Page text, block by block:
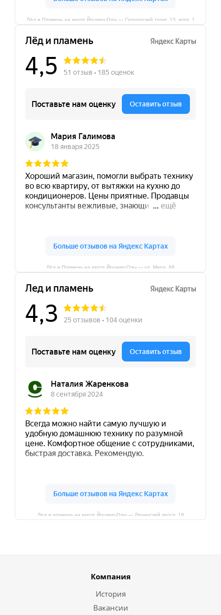
Лёд и Пламень на карте Йошкар‑Олы — Сернурский тракт, 13, корп. 1
Лёд и Пламень на карте Йошкар‑Олы — ул. Мира, 68
Лед и пламень на карте Йошкар‑Олы — Ленинский просп.,19
Компания
История
Вакансии